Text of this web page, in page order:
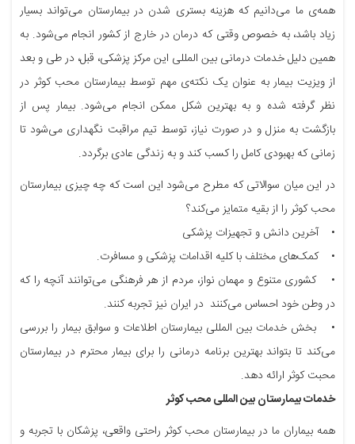
همه‌ی ما می‌دانیم که هزینه بستری شدن در بیمارستان می‌تواند بسیار
زیاد باشد، به خصوص وقتی كه درمان در خارج از كشور انجام می‌شود. به
همین دلیل خدمات درمانی بین المللی این مرکز پزشکی، قبل، در طی و بعد
از ویزیت بیمار به عنوان یک نکته‌ی مهم توسط بیمارستان محب کوثر در
نظر گرفته شده و به بهترین شکل ممکن انجام می‌شود. بیمار پس از
بازگشت به منزل و در صورت نیاز، توسط تیم مراقبت نگهداری می‌شود تا
زمانی که بهبودی کامل را کسب کند و به زندگی عادی برگردد.
در این میان سوالاتی که مطرح می‌شود این است که چه چیزی بیمارستان
محب کوثر را از بقیه متمایز می‌کند؟
• آخرین دانش و تجهیزات پزشکی
• کمک‌های مختلف با کلیه اقدامات پزشکی و مسافرت.
• کشوری متنوع و مهمان نواز، مردم از هر فرهنگی می‌توانند آنچه را که
در وطن خود احساس می‌کنند در ایران نیز تجربه کنند.
• بخش خدمات بین المللی بیمارستان اطلاعات و سوابق بیمار را بررسی
می‌کند تا بتواند بهترین برنامه درمانی را برای بیمار محترم در بیمارستان
محبت کوثر ارائه دهد.
خدمات بیمارستان بین المللی محب کوثر
همه بیماران ما در بیمارستان محب کوثر راحتی واقعی، پزشکان با تجربه و